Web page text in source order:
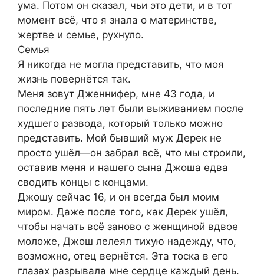
ума. Потом он сказал, чьи это дети, и в тот
момент всё, что я знала о материнстве,
жертве и семье, рухнуло.
Семья
Я никогда не могла представить, что моя
жизнь повернётся так.
Меня зовут Дженнифер, мне 43 года, и
последние пять лет были выживанием после
худшего развода, который только можно
представить. Мой бывший муж Дерек не
просто ушёл—он забрал всё, что мы строили,
оставив меня и нашего сына Джоша едва
сводить концы с концами.
Джошу сейчас 16, и он всегда был моим
миром. Даже после того, как Дерек ушёл,
чтобы начать всё заново с женщиной вдвое
моложе, Джош лелеял тихую надежду, что,
возможно, отец вернётся. Эта тоска в его
глазах разрывала мне сердце каждый день.